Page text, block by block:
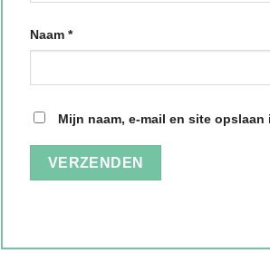
Naam *
Mijn naam, e-mail en site